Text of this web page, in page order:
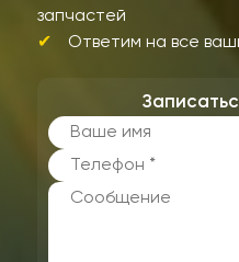
запчастей
Ответим на все